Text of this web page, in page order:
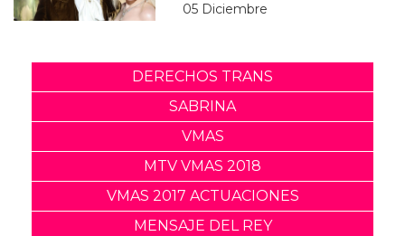
05 Diciembre
DERECHOS TRANS
SABRINA
VMAS
MTV VMAS 2018
VMAS 2017 ACTUACIONES
MENSAJE DEL REY